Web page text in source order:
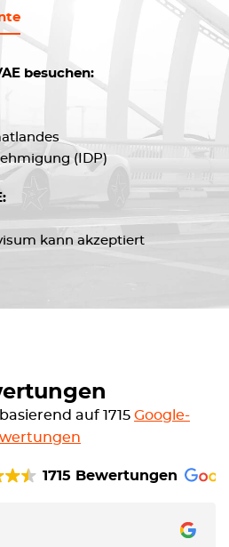
besuchen:
(IDP)
kann akzeptiert
auf 1715 Google-
1715 Bewertungen